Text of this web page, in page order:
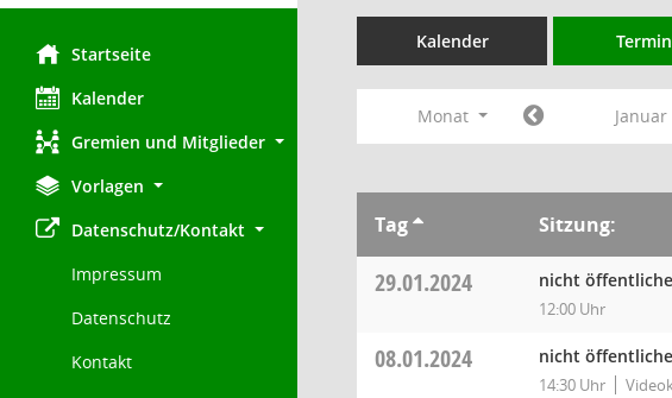
Startseite
Kalender
Gremien und Mitglieder
Vorlagen
Datenschutz/Kontakt
Impressum
Datenschutz
Kontakt
Kalender
Monat Januar
Tag Sitzung:
29.01.2024 nicht
12:00 Uhr
08.01.2024 nicht
14:30 Uhr